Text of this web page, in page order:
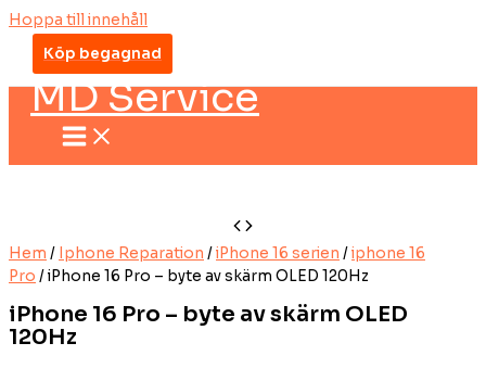
Hoppa till innehåll
Köp begagnad
MD Service
Hem / Iphone Reparation /iPhone 16 serien /iphone 16
Pro / iPhone 16 Pro – byte av skärm OLED 120Hz
iPhone 16 Pro – byte av skärm OLED
120Hz